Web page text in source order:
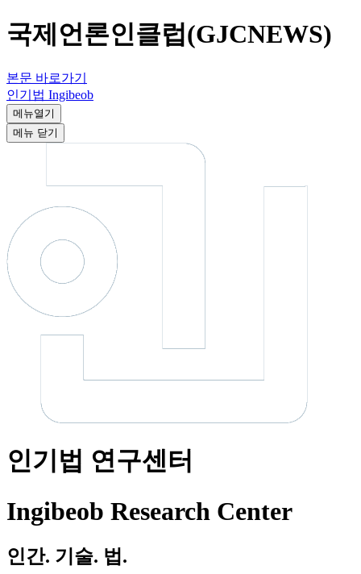
국제언론인클럽(GJCNEWS)
본문 바로가기
인기법 Ingibeob
메뉴열기
메뉴 닫기
인기법 연구센터
Ingibeob Research Center
인간. 기술. 법.